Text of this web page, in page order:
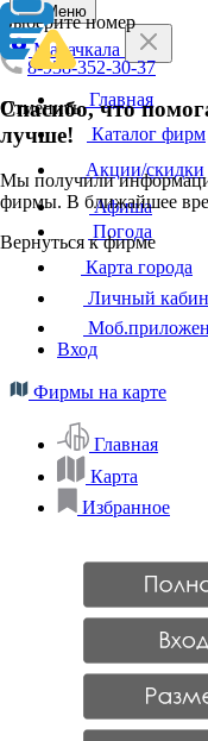
Выберите номер
8-938-352-30-37
Отменить
Спасибо, что
лучше!
Мы получили
фирмы. В ближайшее
Вернуться к фирме
Меню
Махачкала
Главная
Каталог фирм
Акции/скидки
Афиша
Погода
Карта города
Личный
Вход
Фирмы на карте
Главная
Карта
Избранное